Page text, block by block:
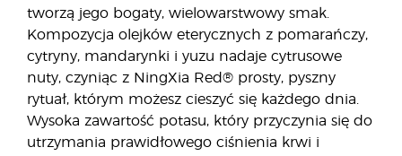
tworzą jego bogaty, wielowarstwowy smak.
Kompozycja olejków eterycznych z pomarańczy,
cytryny, mandarynki i yuzu nadaje cytrusowe
nuty, czyniąc z NingXia Red® prosty, pyszny
rytuał, którym możesz cieszyć się każdego dnia.
Wysoka zawartość potasu, który przyczynia się do
utrzymania prawidłowego ciśnienia krwi i